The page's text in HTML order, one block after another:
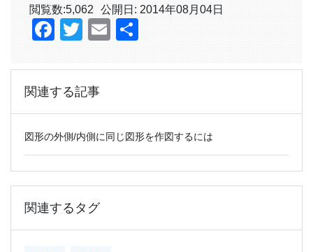
閲覧数:5,062 公開日: 2014年08月04日
Facebook
TwitterEmail
関連する記事
図形の外側/内側に同じ図形を作図するには
関連するタグ